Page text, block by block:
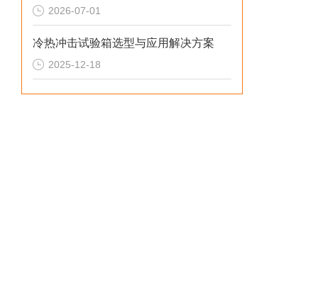
2026-07-01
冷热冲击试验箱选型与应用解决方案
2025-12-18